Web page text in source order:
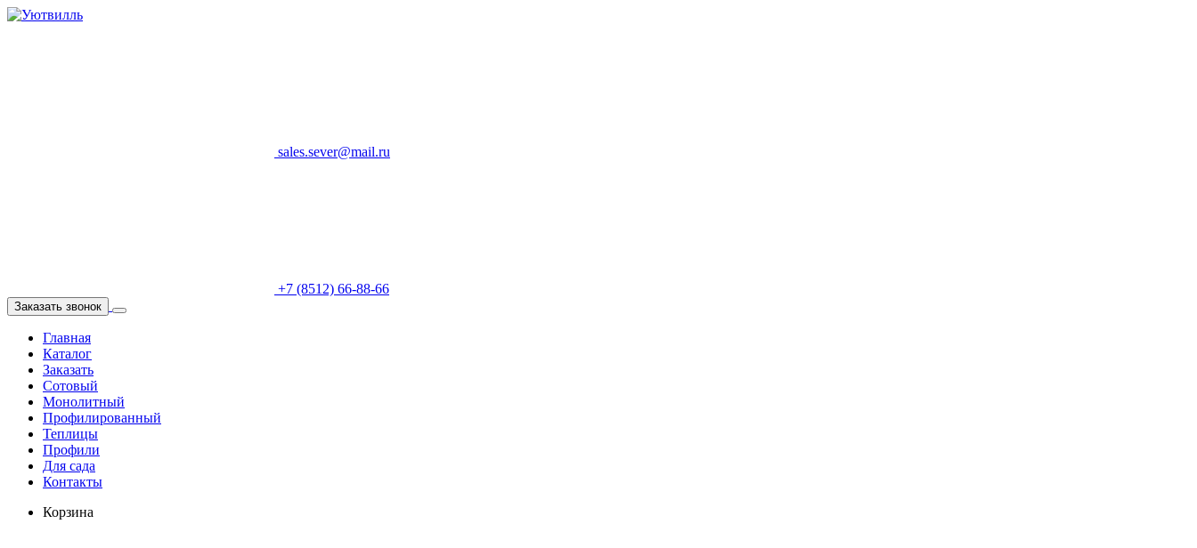
sales.sever@mail.ru
+7 (8512) 66-88-66
Заказать звонок
Главная
Каталог
Заказать
Сотовый
Монолитный
Профилированный
Теплицы
Профили
Для сада
Контакты
Корзина